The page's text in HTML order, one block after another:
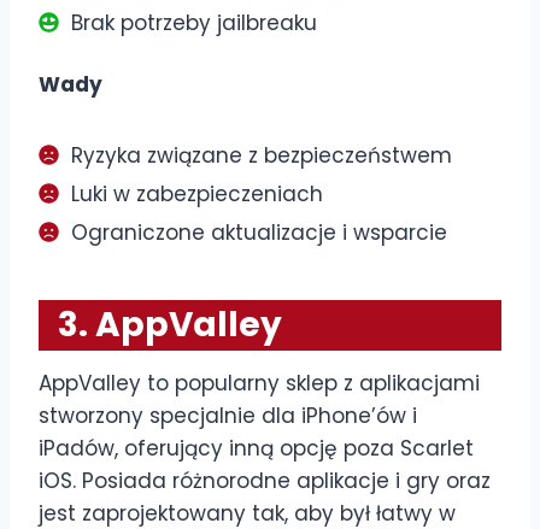
Brak potrzeby jailbreaku
Wady
Ryzyka związane z bezpieczeństwem
Luki w zabezpieczeniach
Ograniczone aktualizacje i wsparcie
3. AppValley
AppValley to popularny sklep z aplikacjami
stworzony specjalnie dla iPhone’ów i
iPadów, oferujący inną opcję poza Scarlet
iOS. Posiada różnorodne aplikacje i gry oraz
jest zaprojektowany tak, aby był łatwy w